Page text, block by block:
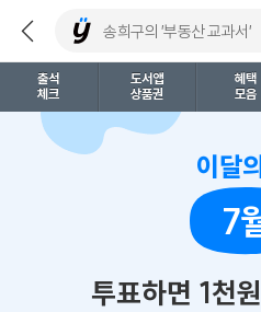
출석
체크
도서앱
상품권
혜택
모음
이달
7
투표하면 1천